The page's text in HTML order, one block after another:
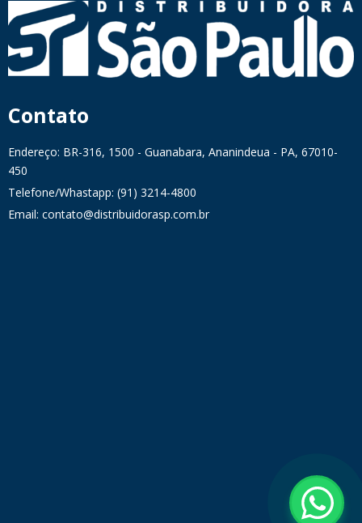
Contato
Endereço: BR-316, 1500 - Guanabara, Ananindeua - PA, 67010-
450
Telefone/Whastapp: (91) 3214-4800
Email: contato@distribuidorasp.com.br